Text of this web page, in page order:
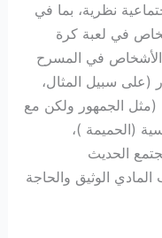
نظرية، بما في
في لعبة كرة
الأشخاص في المسرح
(على سبيل المثال،
(مثل الجمهور ولكن مع
(الحميمة )،
الحديث
الوثيق والحاجة